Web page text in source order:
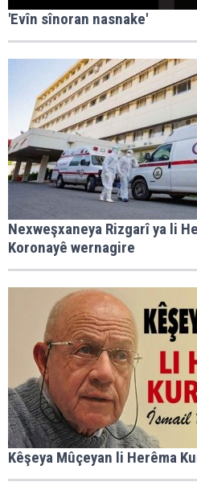
'Evîn sînoran nasnake'
Nexweşxaneya Rizgarî ya li
Koronayê wernagire
Kêşeya Mûçeyan li Herêma